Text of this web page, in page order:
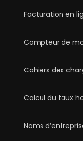
Facturation en
Compteur de
Cahiers des
Calcul du taux
Noms